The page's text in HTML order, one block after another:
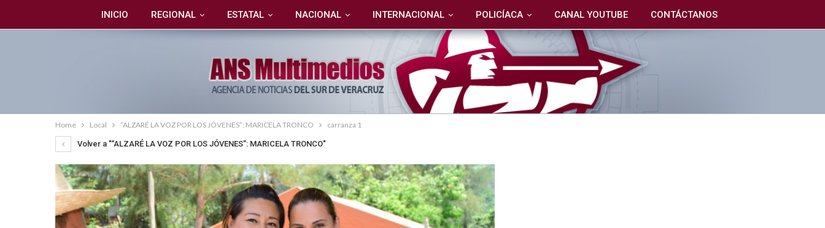
INICIO REGIONAL ESTATAL NACIONAL INTERNACIONAL POLICÍACA CANAL YOUTUBE CONTÁCTANOS
Home Local “ALZARÉ LA VOZ POR LOS JÓVENES”: MARICELA TRONCO carranza 1
Volver a "“ALZARÉ LA VOZ POR LOS JÓVENES”: MARICELA TRONCO"